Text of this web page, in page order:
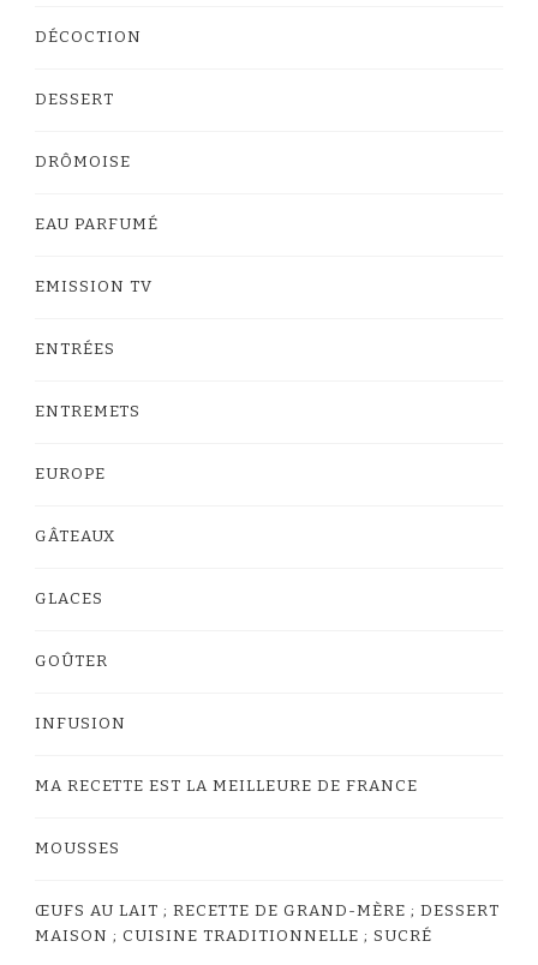
DÉCOCTION
DESSERT
DRÔMOISE
EAU PARFUMÉ
EMISSION TV
ENTRÉES
ENTREMETS
EUROPE
GÂTEAUX
GLACES
GOÛTER
INFUSION
MA RECETTE EST LA MEILLEURE DE FRANCE
MOUSSES
ŒUFS AU LAIT ; RECETTE DE GRAND-MÈRE ; DESSERT
MAISON ; CUISINE TRADITIONNELLE ; SUCRÉ